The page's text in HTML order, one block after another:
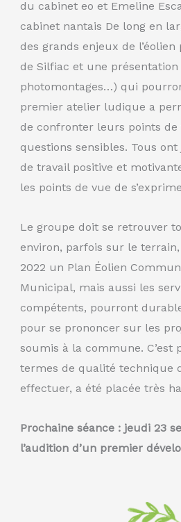
du cabinet eo et Emeline
cabinet nantais De long en
des grands enjeux de
de Silfiac et une
photomontages…) qui
premier atelier ludique a
de confronter leurs points
questions sensibles. Tous ont
de travail positive et
les points de vue de
Le groupe doit se retrouver
environ, parfois sur le
2022 un Plan Éolien
Municipal, mais aussi les
compétents, pourront
pour se prononcer sur les
soumis à la commune. C’est
termes de qualité technique
effectuer, a été placée très
Prochaine séance : jeudi 23
l’audition d’un premier